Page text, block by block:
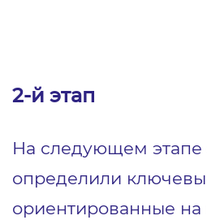
2-й этап
На следующем этапе
определили
ориентированные